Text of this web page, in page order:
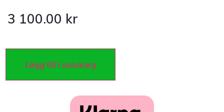
3 100.00 kr
Lägg till i varukorg